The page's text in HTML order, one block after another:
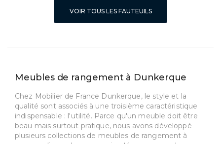
VOIR TOUS LES FAUTEUILS
Meubles de rangement à Dunkerque
Chez Mobilier de France Dunkerque, le style et la
qualité sont associés à une troisième caractéristique
indispensable : l'utilité. Parce qu'un meuble doit être
beau mais surtout pratique, nous avons développé
plusieurs collections de meubles de rangement à